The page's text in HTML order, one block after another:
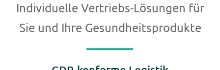
Individuelle Vertriebs-Lösungen für
Sie und Ihre Gesundheitsprodukte